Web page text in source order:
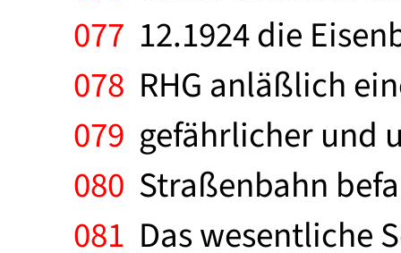
077 12.1924 die
078 RHG anläßlich
079 gefährlicher und
080 Straßenbahn
081 Das wesentliche